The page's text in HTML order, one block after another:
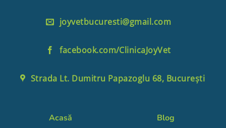
joyvetbucuresti@gmail.com
facebook.com/ClinicaJoyVet
Strada Lt. Dumitru Papazoglu 68, București
Acasă Blog